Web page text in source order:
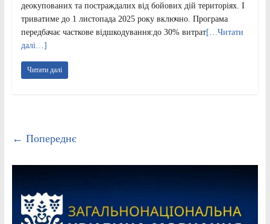
деокупованих та постраждалих від бойових дій територіях. І
триватиме до 1 листопада 2025 року включно. Програма
передбачає часткове відшкодування:до 30% витрат[…Читати
далі…]
Читати далі
← Попереднє